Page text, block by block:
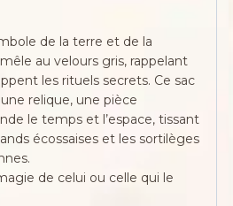
de la terre et de la
au velours gris, rappelant
les rituels secrets. Ce sac
relique, une pièce
le temps et l’espace, tissant
écossaises et les sortilèges
de celui ou celle qui le